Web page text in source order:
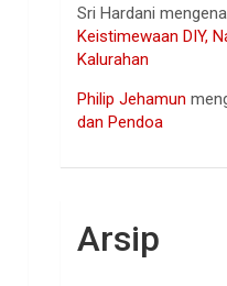
Sri Hardani
Keistimewaan DIY,
Kalurahan
Philip Jehamun
dan Pendoa
Arsip